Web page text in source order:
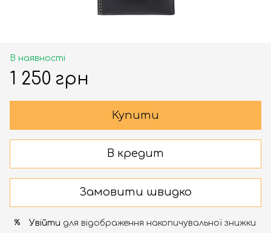
В наявності
1 250 грн
Купити
В кредит
Замовити швидко
% Увійти для відображення накопичувальної знижки